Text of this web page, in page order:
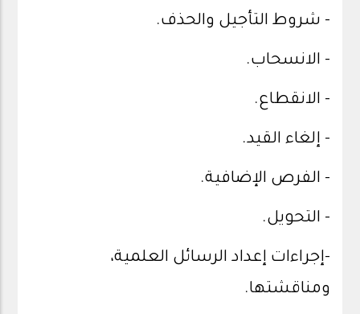
- شروط التأجيل والحذف.
- الانسحاب.
- الانقطاع.
- إلغاء القيد.
- الفرص الإضافية.
- التحويل.
-إجراءات إعداد الرسائل العلمية،
ومناقشتها.